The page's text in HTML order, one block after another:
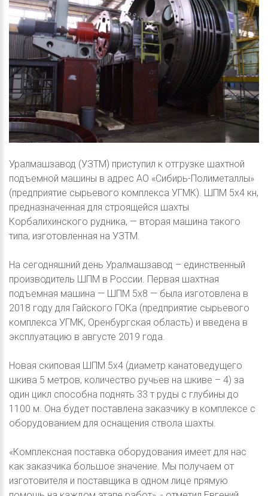
Уралмашзавод (УЗТМ) приступил к отгрузке шахтной
подъемной машины в адрес АО «Сибирь-Полиметаллы»
(предприятие сырьевого комплекса УГМК). ШПМ 5х4 кн,
предназначенная для строящейся шахты
Корбалихинского рудника, — вторая машина такого
типа, изготовленная на УЗТМ.
На сегодняшний день Уралмашзавод – единственный
производитель ШПМ в России. Первая шахтная
подъемная машина — ШПМ 5х8 — была изготовлена в
2018 году для Гайского ГОКа (предприятие сырьевого
комплекса УГМК, Оренбургская область) и введена в
эксплуатацию в августе 2019 года.
Новая скиповая ШПМ 5х4 (диаметр канатоведущего
шкива 5 метров, количество ручьев на шкиве – 4) за
один цикл способна поднять 33 т руды с глубины до
1100 м. Она будет поставлена заказчику в комплексе с
оборудованием для оснащения ствола шахты.
«Комплексная поставка оборудования имеет для нас
как заказчика большое значение. Мы получаем от
изготовителя и поставщика в одном лице прямую